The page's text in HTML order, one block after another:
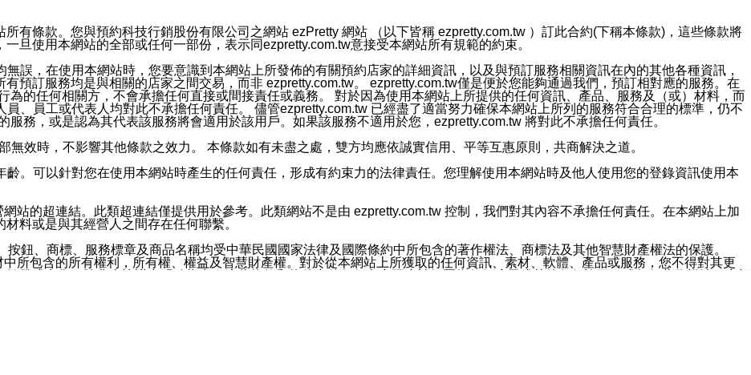
並傳送或宣傳本網站各項服務之資料或電子郵件供您參考。您能依照該資料或電子郵件所指示之方法、說明或功能連結，隨時
加入本公司/本服務好友，您仍可接收到通知型訊息。
為限，以廣告或其他目的的訊息皆不會被傳送。滿足以下三個條件者，將可收到通知型訊息。
號碼比對相符。
訊息。
官方帳號或認證官方帳號的通知型訊息。
有條款。您與預約科技行銷股份有限公司之網站 ezPretty 網站 （以下皆稱 ezpretty.com.tw ）訂此合約(下稱本條款)，這些條款將
旦使用本網站的全部或任何一部份，表示同ezpretty.com.tw意接受本網站所有規範的約束。
誤，在使用本網站時，您要意識到本網站上所發佈的有關預約店家的詳細資訊，以及與預訂服務相關資訊在內的其他各種資訊，
預訂服務均是與相關的店家之間交易，而非 ezpretty.com.tw。 ezpretty.com.tw僅是便於您能夠通過我們，預訂相對應的服務。在
為的任何相關方，不會承擔任何直接或間接責任或義務。 對於因為使用本網站上所提供的任何資訊、產品、服務及（或）材料，而
、員工或代表人均對此不承擔任何責任。 儘管ezpretty.com.tw 已經盡了適當努力確保本網站上所列的服務符合合理的標準，仍不
務，或是認為其代表該服務將會適用於該用戶。如果該服務不適用於您，ezpretty.com.tw 將對此不承擔任何責任。
效時，不影響其他條款之效力。 本條款如有未盡之處，雙方均應依誠實信用、平等互惠原則，共商解決之道。
。可以針對您在使用本網站時產生的任何責任，形成有約束力的法律責任。您理解使用本網站時及他人使用您的登錄資訊使用本
站的超連結。此類超連結僅提供用於參考。此類網站不是由 ezpretty.com.tw 控制，我們對其內容不承擔任何責任。在本網站上加
料或是與其經營人之間存在任何聯繫。
鈕、商標、服務標章及商品名稱均受中華民國國家法律及國際條約中所包含的著作權法、商標法及其他智慧財產權法的保護。
所包含的所有權利，所有權、權益及智慧財產權。對於從本網站上所獲取的任何資訊、素材、軟體、產品或服務，您不得對其更